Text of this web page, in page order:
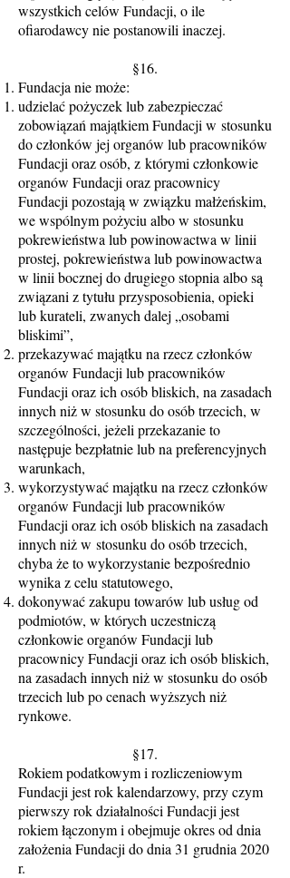
wszystkich celów Fundacji, o ile
ofiarodawcy nie postanowili inaczej.
§16.
Fundacja nie może:
udzielać pożyczek lub zabezpieczać
zobowiązań majątkiem Fundacji w stosunku
do członków jej organów lub pracowników
Fundacji oraz osób, z którymi członkowie
organów Fundacji oraz pracownicy
Fundacji pozostają w związku małżeńskim,
we wspólnym pożyciu albo w stosunku
pokrewieństwa lub powinowactwa w linii
prostej, pokrewieństwa lub powinowactwa
w linii bocznej do drugiego stopnia albo są
związani z tytułu przysposobienia, opieki
lub kurateli, zwanych dalej „osobami
bliskimi”,
przekazywać majątku na rzecz członków
organów Fundacji lub pracowników
Fundacji oraz ich osób bliskich, na zasadach
innych niż w stosunku do osób trzecich, w
szczególności, jeżeli przekazanie to
następuje bezpłatnie lub na preferencyjnych
warunkach,
wykorzystywać majątku na rzecz członków
organów Fundacji lub pracowników
Fundacji oraz ich osób bliskich na zasadach
innych niż w stosunku do osób trzecich,
chyba że to wykorzystanie bezpośrednio
wynika z celu statutowego,
dokonywać zakupu towarów lub usług od
podmiotów, w których uczestniczą
członkowie organów Fundacji lub
pracownicy Fundacji oraz ich osób bliskich,
na zasadach innych niż w stosunku do osób
trzecich lub po cenach wyższych niż
rynkowe.
§17.
Rokiem podatkowym i rozliczeniowym
Fundacji jest rok kalendarzowy, przy czym
pierwszy rok działalności Fundacji jest
rokiem łączonym i obejmuje okres od dnia
założenia Fundacji do dnia 31 grudnia 2020
r.